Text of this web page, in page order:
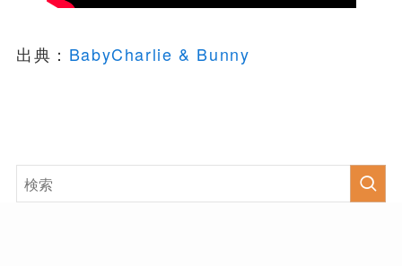
出典： BabyCharlie & Bunny